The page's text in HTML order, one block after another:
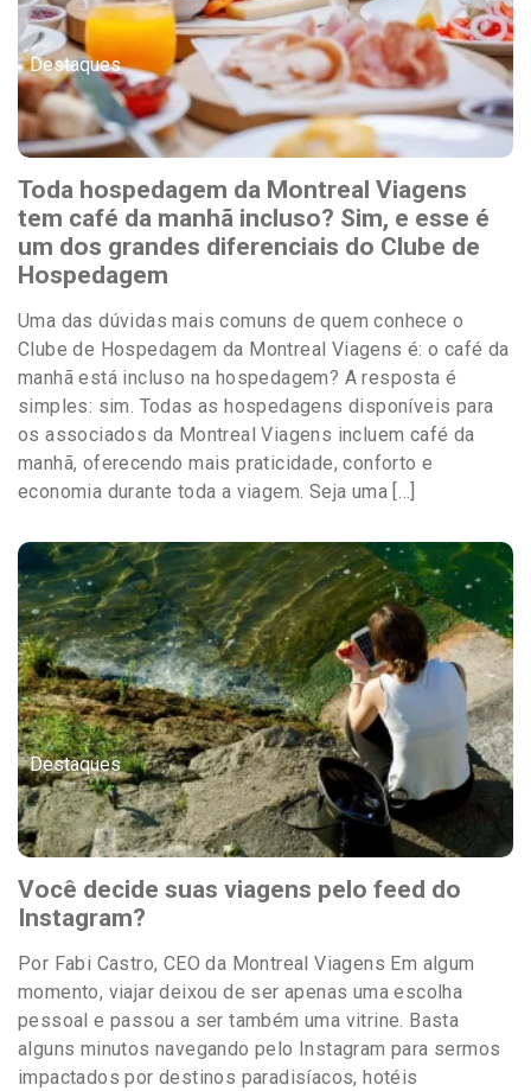
Destaques
Toda hospedagem da Montreal Viagens
tem café da manhã incluso? Sim, e esse é
um dos grandes diferenciais do Clube de
Hospedagem
Uma das dúvidas mais comuns de quem conhece o
Clube de Hospedagem da Montreal Viagens é: o café da
manhã está incluso na hospedagem? A resposta é
simples: sim. Todas as hospedagens disponíveis para
os associados da Montreal Viagens incluem café da
manhã, oferecendo mais praticidade, conforto e
economia durante toda a viagem. Seja uma […]
Destaques
Você decide suas viagens pelo feed do
Instagram?
Por Fabi Castro, CEO da Montreal Viagens Em algum
momento, viajar deixou de ser apenas uma escolha
pessoal e passou a ser também uma vitrine. Basta
alguns minutos navegando pelo Instagram para sermos
impactados por destinos paradisíacos, hotéis